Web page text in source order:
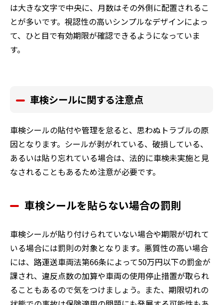
は大きな文字で中央に、月数はその外側に配置されるこ
とが多いです。視認性の高いシンプルなデザインによっ
て、ひと目で有効期限が確認できるようになっていま
す。
車検シールに関する注意点
車検シールの貼付や管理を怠ると、思わぬトラブルの原
因となります。シールが剥がれている、破損している、
あるいは貼り忘れている場合は、法的に車検未実施と見
なされることもあるため注意が必要です。
車検シールを貼らない場合の罰則
車検シールが貼り付けられていない場合や期限が切れて
いる場合には罰則の対象となります。悪質性の高い場合
には、路運送車両法第66条によって50万円以下の罰金が
課され、違反点数の加算や車両の使用停止措置が取られ
ることもあるので気をつけましょう。また、期限切れの